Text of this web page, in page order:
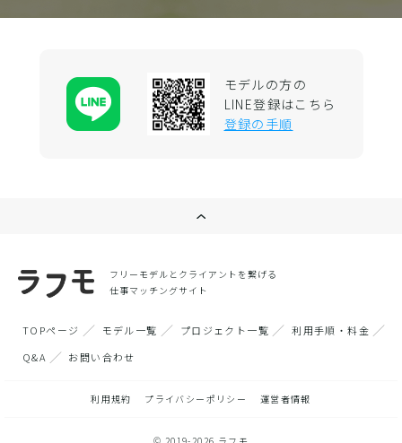
モデルの方の
LINE登録はこちら
登録の手順
フリーモデルとクライアントを繋げる
仕事マッチングサイト
TOPページ モデル一覧 プロジェクト一覧
利用手順・料金
Q&A
お問い合わせ
利用規約 プライバシーポリシー 運営者情報